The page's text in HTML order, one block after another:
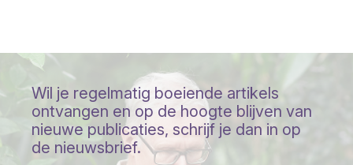
Wil je regelmatig boeiende artikels
ontvangen en op de hoogte blijven van
nieuwe publicaties, schrijf je dan in op
de nieuwsbrief.